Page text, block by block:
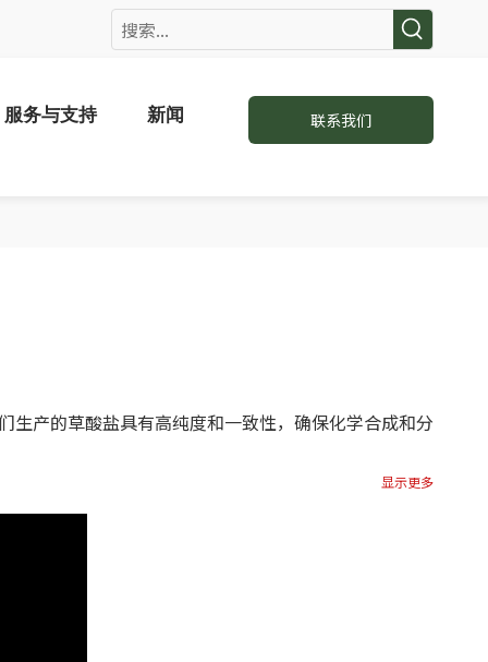
服务与支持 新闻 联系我们
生产的草酸盐具有高纯度和一致性，确保化学合成和分
显示更多